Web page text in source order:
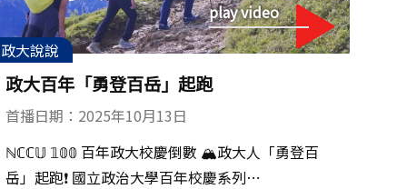
play video
政大說說
政大百年「勇登百岳」起跑
首播日期：2025年10月13日
ℕℂℂ𝕌 𝟙𝟘𝟘 百年政大校慶倒數 🏔️政大人「勇登百
岳」起跑❗ 國立政治大學百年校慶系列⋯